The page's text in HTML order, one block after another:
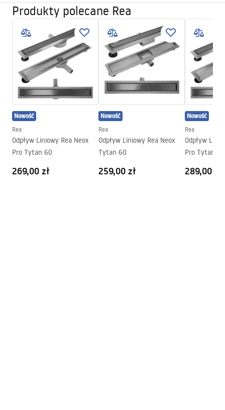
Kolor:
Tytan
Rodzaj wylewki:
Stała
Materiał:
Mosiądz
Zasięg wylewki:
160mm
Wysokość (mm):
295mm
Powłoka:
PVD
Średnica podłączenia:
Model
JS-B311-1GG
Gwarancja
Warunki gwarancji
Warranty_Terms_and_Conditions_Faucets_-_5.pdf
Instrukcja montażu
faucet.pdf
Informacje o bezpieczeństwie
Safety_Information_Faucets.pdf
Pielęgnacja
Pielegnacja.pdf
Produkty polecane Rea
Nowość
Rea
Odpływ Liniowy Rea Neox
Pro Tytan 60
269,00 zł
Nowość
Rea
Odpływ Liniowy Rea Neox
Tytan 60
259,00 zł
Nowość
Rea
Odpływ
Pro Tytan 70
289,00 zł